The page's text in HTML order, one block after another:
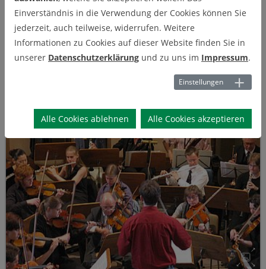
hinweg, da mit großer Intensität und spannungsvoll musiziert
wurde. Vor allem war bei den Streichern eine große klangliche
Homogenität erreicht, sodass die Ausdruckstiefe der Sinfonie
durchaus vermittelt wurde. Auch hier gab es zu recht viel
Applaus für den Dirigenten und sein Orchester.
Einverständnis in die Verwendung der Cookies können Sie
jederzeit, auch teilweise, widerrufen. Weitere
Informationen zu Cookies auf dieser Website finden Sie in
unserer Datenschutzerklärung und zu uns im Impressum.
Einstellungen
Alle Cookies ablehnen Alle Cookies akzeptieren